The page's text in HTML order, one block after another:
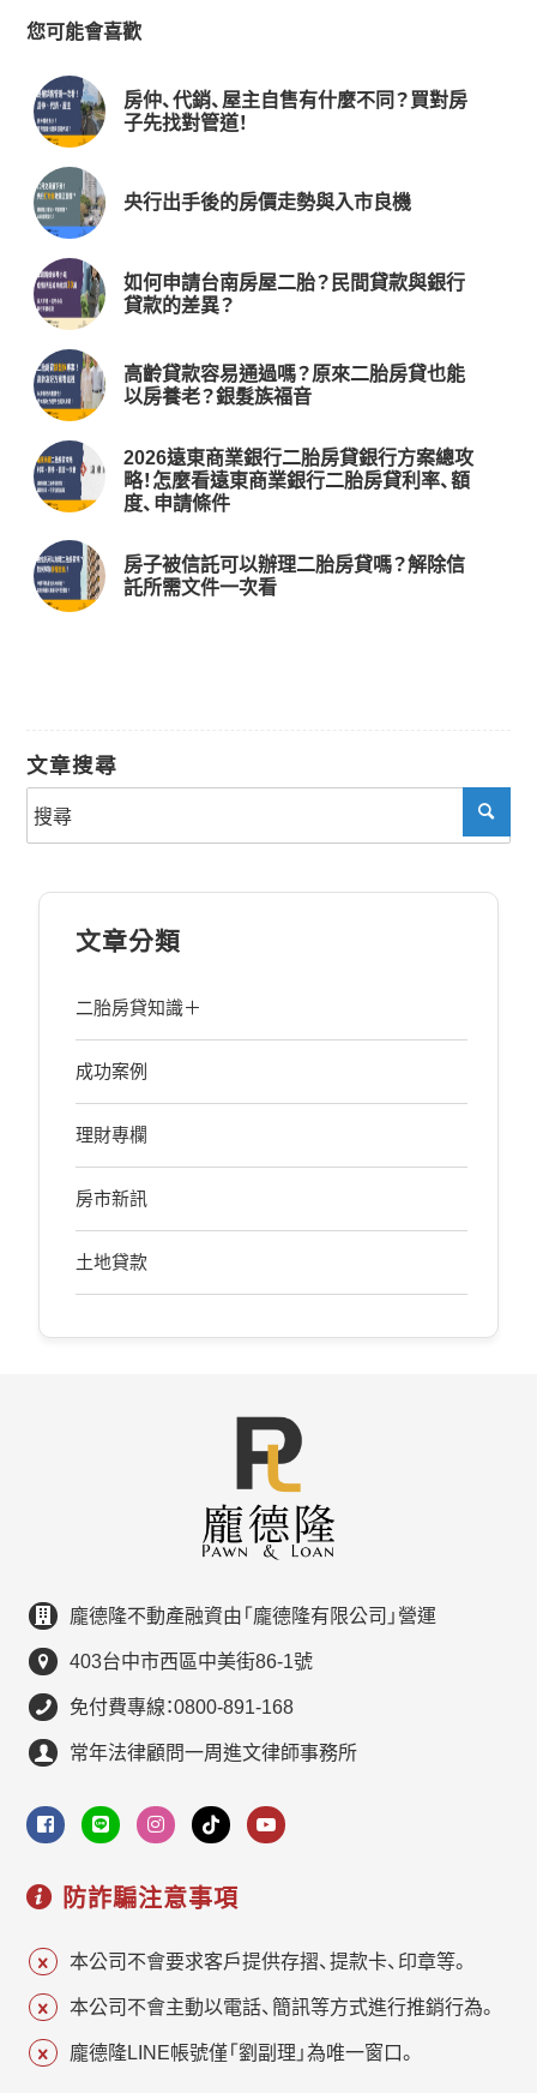
您可能會喜歡
房仲、代銷、屋主自售有什麼不同？買對房
子先找對管道！
央行出手後的房價走勢與入市良機
如何申請台南房屋二胎？民間貸款與銀行
貸款的差異？
高齡貸款容易通過嗎？原來二胎房貸也能
以房養老？銀髮族福音
2026遠東商業銀行二胎房貸銀行方案總攻
略！怎麼看遠東商業銀行二胎房貸利率、額
度、申請條件
房子被信託可以辦理二胎房貸嗎？解除信
託所需文件一次看
文章搜尋
文章分類
二胎房貸知識＋
成功案例
理財專欄
房市新訊
土地貸款
龐德隆不動產融資由「龐德隆有限公司」營運
403台中市西區中美街86-1號
免付費專線：0800-891-168
常年法律顧問一周進文律師事務所
防詐騙注意事項
本公司不會要求客戶提供存摺、提款卡、印章等。
本公司不會主動以電話、簡訊等方式進行推銷行為。
龐德隆LINE帳號僅「劉副理」為唯一窗口。